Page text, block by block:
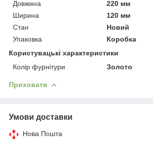
Довжина
220 мм
Ширина
120 мм
Стан
Новий
Упаковка
Коробка
Користувацькі характеристики
Колір фурнітури
Золото
Приховати
Умови доставки
Нова Пошта